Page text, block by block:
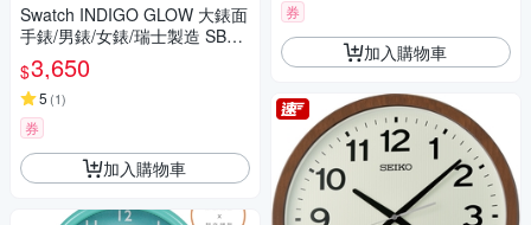
Swatch INDIGO GLOW 大錶面
手錶/男錶/女錶/瑞士製造 SB05
N113 (47mm)
$3,650
5 (1)
券
加入購物車
券
加入購物車